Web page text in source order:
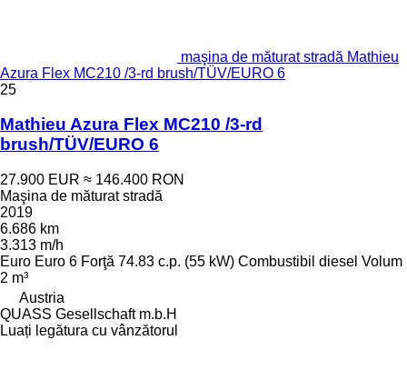
maşina de măturat stradă Mathieu
Azura Flex MC210 /3-rd brush/TÜV/EURO 6
25
Mathieu Azura Flex MC210 /3-rd
brush/TÜV/EURO 6
27.900 EUR ≈ 146.400 RON
Maşina de măturat stradă
2019
6.686 km
3.313 m/h
Euro Euro 6 Forţă 74.83 c.p. (55 kW) Combustibil diesel Volum
2 m³
Austria
QUASS Gesellschaft m.b.H
Luați legătura cu vânzătorul